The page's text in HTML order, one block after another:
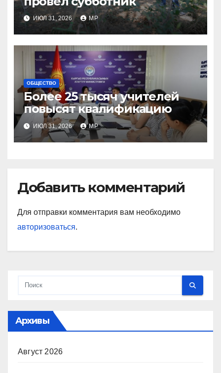
ИЮЛ 31, 2026 MP
ОБЩЕСТВО
Более 25 тысяч учителей
повысят квалификацию
ИЮЛ 31, 2026 MP
Добавить комментарий
Для отправки комментария вам необходимо
авторизоваться.
Архивы
Август 2026